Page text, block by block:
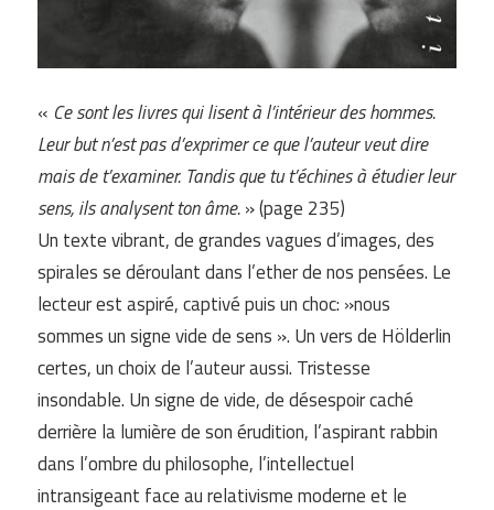
« Ce sont les livres qui lisent à l’intérieur des hommes.
Leur but n’est pas d’exprimer ce que l’auteur veut dire
mais de t’examiner. Tandis que tu t’échines à étudier leur
sens, ils analysent ton âme.» (page 235)
Un texte vibrant, de grandes vagues d’images, des
spirales se déroulant dans l’ether de nos pensées. Le
lecteur est aspiré, captivé puis un choc: »nous
sommes un signe vide de sens ». Un vers de Hölderlin
certes, un choix de l’auteur aussi. Tristesse
insondable. Un signe de vide, de désespoir caché
derrière la lumière de son érudition, l’aspirant rabbin
dans l’ombre du philosophe, l’intellectuel
intransigeant face au relativisme moderne et le